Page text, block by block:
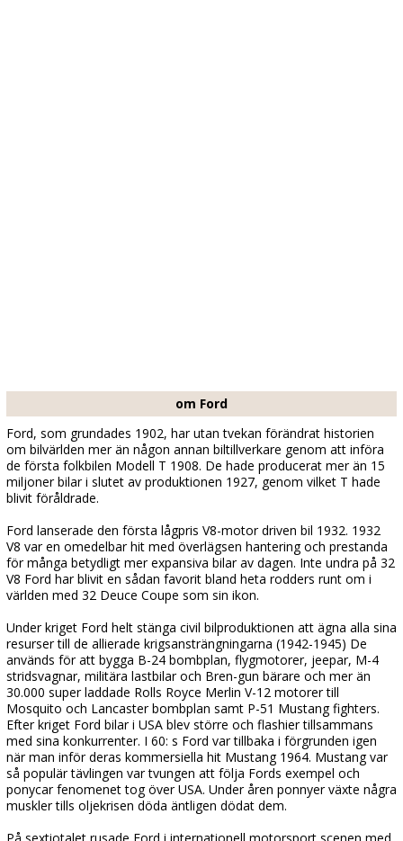
om Ford
Ford, som grundades 1902, har utan tvekan förändrat historien
om bilvärlden mer än någon annan biltillverkare genom att införa
de första folkbilen Modell T 1908. De hade producerat mer än 15
miljoner bilar i slutet av produktionen 1927, genom vilket T hade
blivit föråldrade.
Ford lanserade den första lågpris V8-motor driven bil 1932. 1932
V8 var en omedelbar hit med överlägsen hantering och prestanda
för många betydligt mer expansiva bilar av dagen. Inte undra på 32
V8 Ford har blivit en sådan favorit bland heta rodders runt om i
världen med 32 Deuce Coupe som sin ikon.
Under kriget Ford helt stänga civil bilproduktionen att ägna alla sina
resurser till de allierade krigsansträngningarna (1942-1945) De
används för att bygga B-24 bombplan, flygmotorer, jeepar, M-4
stridsvagnar, militära lastbilar och Bren-gun bärare och mer än
30.000 super laddade Rolls Royce Merlin V-12 motorer till
Mosquito och Lancaster bombplan samt P-51 Mustang fighters.
Efter kriget Ford bilar i USA blev större och flashier tillsammans
med sina konkurrenter. I 60: s Ford var tillbaka i förgrunden igen
när man inför deras kommersiella hit Mustang 1964. Mustang var
så populär tävlingen var tvungen att följa Fords exempel och
ponycar fenomenet tog över USA. Under åren ponnyer växte några
muskler tills oljekrisen döda äntligen dödat dem.